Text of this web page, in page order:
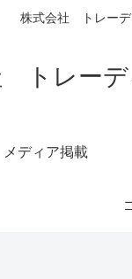
株式会社 トレー
トレー
メディア掲載